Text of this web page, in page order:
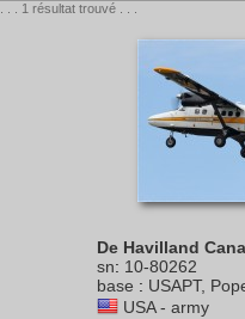
. . . 1 résultat trouvé . . .
De Havilland
sn: 10-80262
base : USAPT,
USA - army